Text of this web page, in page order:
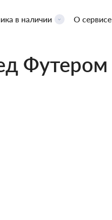
в наличии О сервисе
Футером